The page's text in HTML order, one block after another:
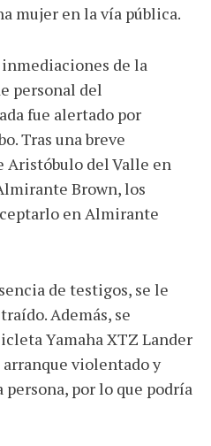
mujer en la vía pública.
de la
personal del
fue alertado por
Tras una breve
Aristóbulo del Valle en
Brown, los
en Almirante
de testigos, se le
Además, se
Yamaha XTZ Lander
violentado y
persona, por lo que podría